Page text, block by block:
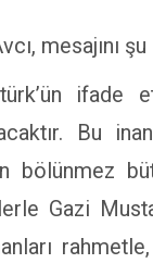
mesajını
ifade
Bu
bölünmez
Gazi